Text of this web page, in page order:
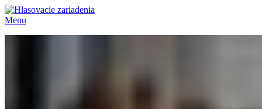
Menu